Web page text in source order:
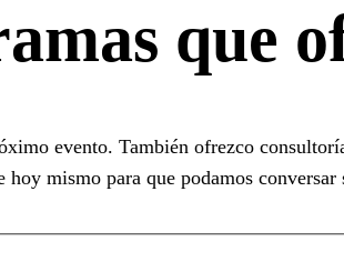
que
evento. También ofrezco
mismo para que podamos conversar